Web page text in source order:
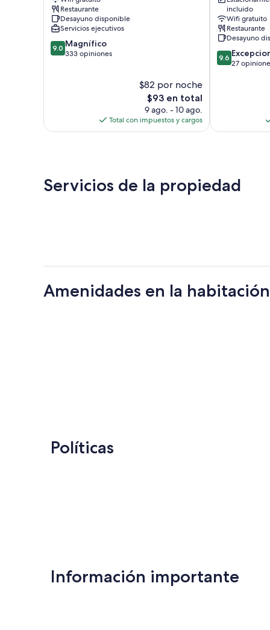
Shannon
Restaurante
Desayuno disponible
Servicios ejecutivos
9.0
de
9.0 Magnífico
333 opiniones
$82 por noche
El
precio
actual
es
$93 en total
9 ago. - 10 ago.
Total con impuestos y cargos
on-
Shannon
incluido
Wifi gratuito
Restaurante
Desayuno
9.6
de
9.6
27
Servicios de la propiedad
Amenidades en la habitación
Políticas
Información importante